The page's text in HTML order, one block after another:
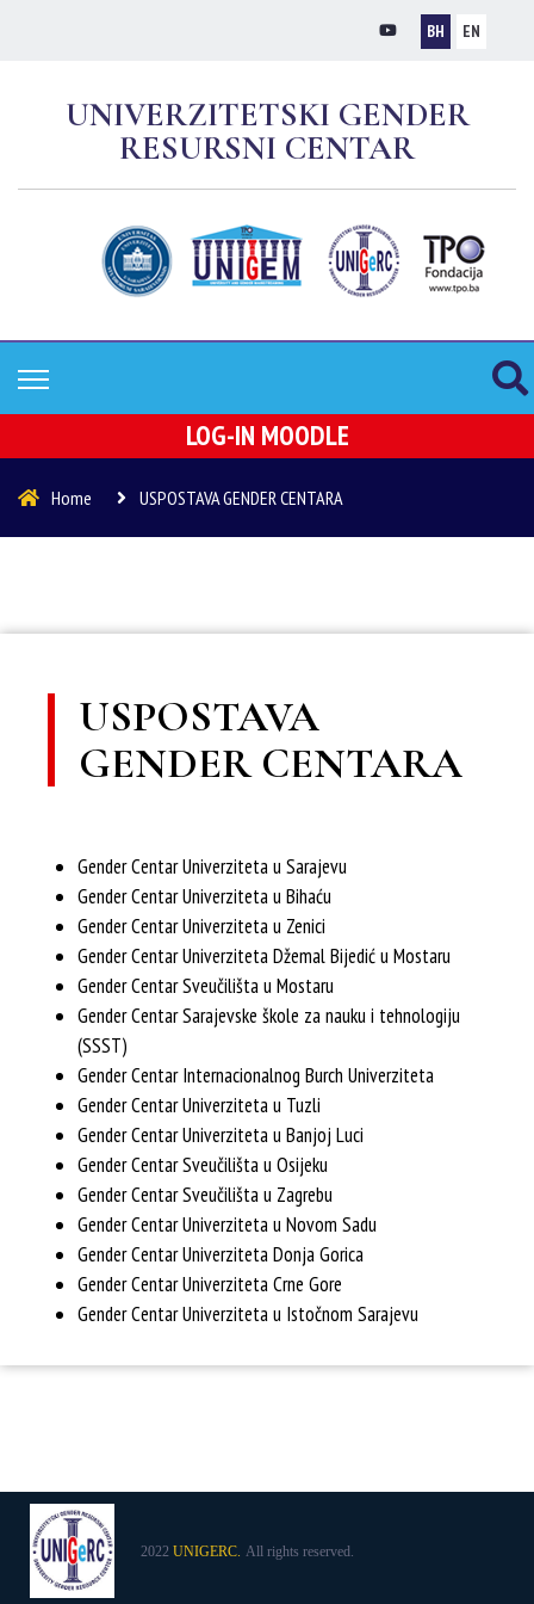
BH EN
UNIVERZITETSKI GENDER
RESURSNI CENTAR
LOG-IN MOODLE
Home USPOSTAVA GENDER CENTARA
USPOSTAVA
GENDER CENTARA
Gender Centar Univerziteta u Sarajevu
Gender Centar Univerziteta u Bihaću
Gender Centar Univerziteta u Zenici
Gender Centar Univerziteta Džemal Bijedić u Mostaru
Gender Centar Sveučilišta u Mostaru
Gender Centar Sarajevske škole za nauku i tehnologiju
(SSST)
Gender Centar Internacionalnog Burch Univerziteta
Gender Centar Univerziteta u Tuzli
Gender Centar Univerziteta u Banjoj Luci
Gender Centar Sveučilišta u Osijeku
Gender Centar Sveučilišta u Zagrebu
Gender Centar Univerziteta u Novom Sadu
Gender Centar Univerziteta Donja Gorica
Gender Centar Univerziteta Crne Gore
Gender Centar Univerziteta u Istočnom Sarajevu
2022 UNIGERC. All rights reserved.